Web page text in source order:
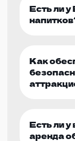
Есть ли
Как
Есть ли
аренда